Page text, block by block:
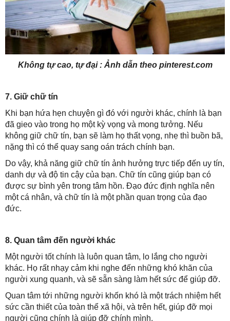
Không tự cao, tự đại : Ảnh dẫn theo pinterest.com
7. Giữ chữ tín
Khi bạn hứa hẹn chuyện gì đó với người khác, chính là bạn
đã gieo vào trong họ một kỳ vọng và mong tưởng. Nếu
không giữ chữ tín, bạn sẽ làm họ thất vọng, nhẹ thì buồn bã,
nặng thì có thể quay sang oán trách chính bạn.
Do vậy, khả năng giữ chữ tín ảnh hưởng trực tiếp đến uy tín,
danh dự và độ tin cậy của bạn. Chữ tín cũng giúp bạn có
được sự bình yên trong tâm hồn. Đạo đức định nghĩa nên
một cá nhân, và chữ tín là một phần quan trọng của đạo
đức.
8. Quan tâm đến người khác
Một người tốt chính là luôn quan tâm, lo lắng cho người
khác. Họ rất nhạy cảm khi nghe đến những khó khăn của
người xung quanh, và sẽ sẵn sàng làm hết sức để giúp đỡ.
Quan tâm tới những người khốn khó là một trách nhiệm hết
sức cần thiết của toàn thể xã hội, và trên hết, giúp đỡ mọi
người cũng chính là giúp đỡ chính mình.